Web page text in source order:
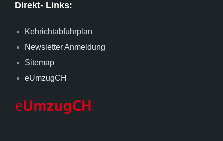
Direkt- Links:
Kehrichtabfuhrplan
Newsletter Anmeldung
Sitemap
eUmzugCH